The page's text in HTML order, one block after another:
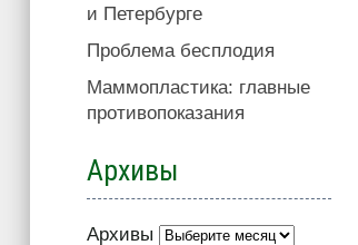
и Петербурге
Проблема бесплодия
Маммопластика: главные
противопоказания
Архивы
Архивы